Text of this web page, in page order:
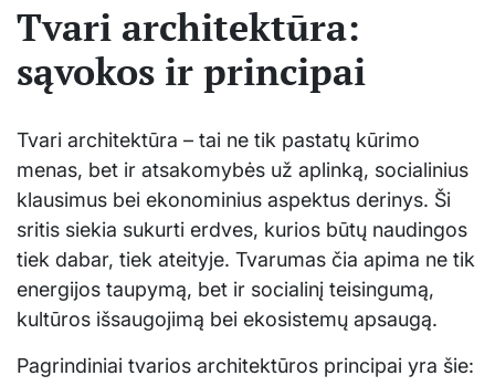
Tvari architektūra:
sąvokos ir principai
Tvari architektūra – tai ne tik pastatų kūrimo
menas, bet ir atsakomybės už aplinką, socialinius
klausimus bei ekonominius aspektus derinys. Ši
sritis siekia sukurti erdves, kurios būtų naudingos
tiek dabar, tiek ateityje. Tvarumas čia apima ne tik
energijos taupymą, bet ir socialinį teisingumą,
kultūros išsaugojimą bei ekosistemų apsaugą.
Pagrindiniai tvarios architektūros principai yra šie: